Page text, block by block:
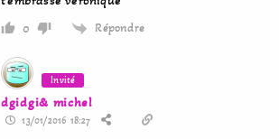
0 Répondre
Invité
dgidgi& michel
13/01/2016 18:27